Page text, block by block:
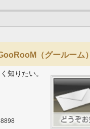
（グールーム
知りたい。